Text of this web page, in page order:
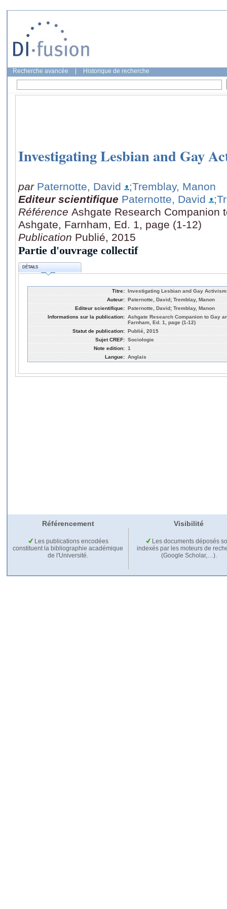
Recherche avancée Historique de recherche
Investigating Lesbian and Gay
par Paternotte, David
;Tremblay, Manon
Editeur scientifique Paternotte, David
Référence Ashgate Research Companion
Ashgate, Farnham, Ed. 1, page (1-12)
Publication Publié, 2015
Partie d'ouvrage collectif
DÉTAILS
Titre: Investigating Lesbian and Gay Activism
Auteur: Paternotte, David; Tremblay, Manon
Editeur scientifique: Paternotte, David; Tremblay, Manon
Informations sur la publication: Ashgate Research Companion to Gay
Farnham, Ed. 1, page (1-12)
Statut de publication: Publié, 2015
Sujet CREF: Sociologie
Note edition: 1
Langue: Anglais
Référencement Visibilité
Les publications encodées
constituent la bibliographie académique
de l'Université.
Les documents déposés
indexés par les moteurs de
(Google Scholar,…).